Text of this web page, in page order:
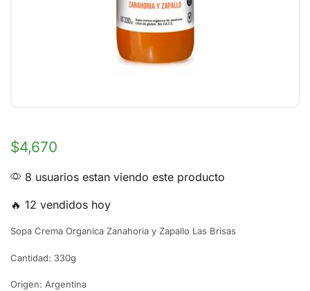
$4,670
8 usuarios estan viendo este producto
🔥 12 vendidos hoy
Sopa Crema Organica Zanahoria y Zapallo Las Brisas
Cantidad: 330g
Origen: Argentina